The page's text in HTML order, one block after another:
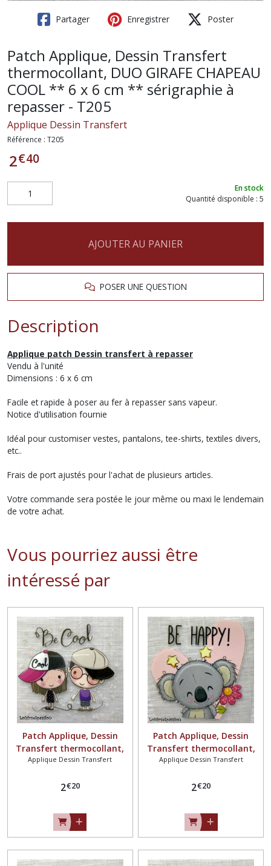
Partager Enregistrer Poster
Patch Applique, Dessin Transfert
thermocollant, DUO GIRAFE CHAPEAU
COOL ** 6 x 6 cm ** sérigraphie à
repasser - T205
Applique Dessin Transfert
Référence : T205
2€40
En stock
Quantité disponible : 5
AJOUTER AU PANIER
POSER UNE QUESTION
Description
Applique patch Dessin transfert à repasser
Vendu à l'unité
Dimensions : 6 x 6 cm
Facile et rapide à poser au fer à repasser sans vapeur.
Notice d'utilisation fournie
Idéal pour customiser vestes, pantalons, tee-shirts, textiles divers,
etc..
Frais de port ajustés pour l'achat de plusieurs articles.
Votre commande sera postée le jour même ou maxi le lendemain
de votre achat.
Vous pourriez aussi être
intéressé par
Patch Applique, Dessin
Transfert thermocollant,
DUO FILLE GARÇON, BE
sérigraphie à repasser -
Applique Dessin Transfert
2€20
Patch Applique, Dessin
Transfert thermocollant,
OURSON FLEUR, BE HAPPY **
repasser - T207
Applique Dessin Transfert
2€20